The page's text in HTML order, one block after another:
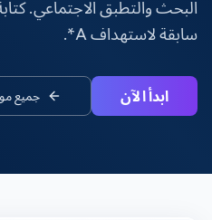
البحث والتطبق الاجتماعي.
سابقة لاستهداف A*.
ابدأ الآن جميع